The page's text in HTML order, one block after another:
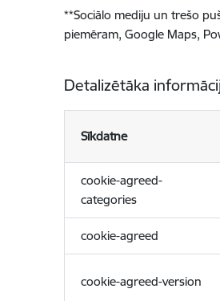
**Sociālo mediju un trešo
piemēram, Google Maps,
Detalizētāka
Sīkdatne
cookie-agreed-
categories
cookie-agreed
cookie-agreed-version